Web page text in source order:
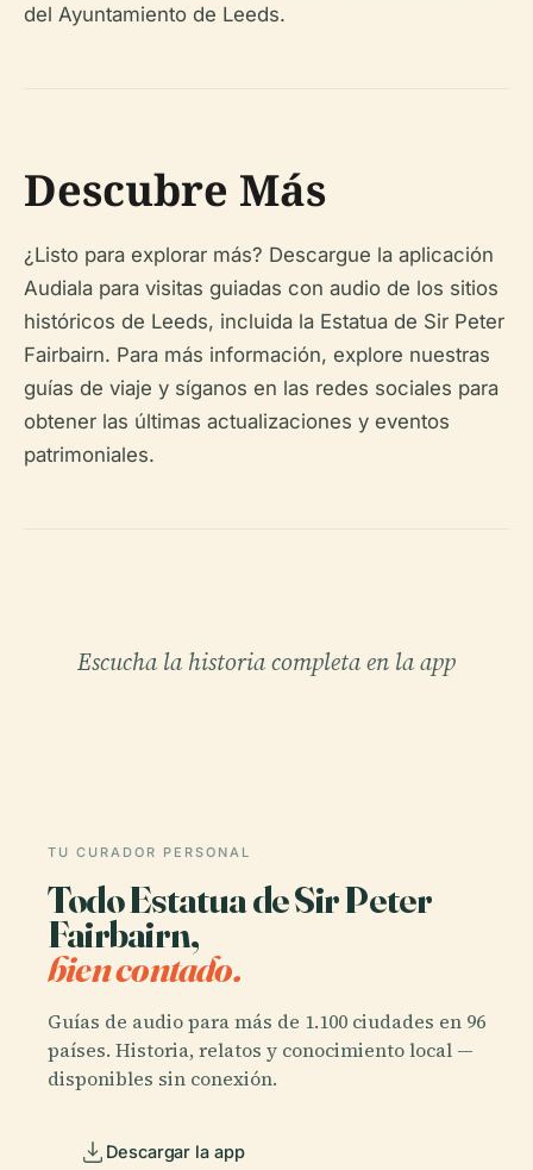
del Ayuntamiento de Leeds.
Descubre Más
¿Listo para explorar más? Descargue la aplicación
Audiala para visitas guiadas con audio de los sitios
históricos de Leeds, incluida la Estatua de Sir Peter
Fairbairn. Para más información, explore nuestras
guías de viaje y síganos en las redes sociales para
obtener las últimas actualizaciones y eventos
patrimoniales.
Escucha la historia completa en la app
TU CURADOR PERSONAL
Todo Estatua de Sir Peter
Fairbairn,
bien contado.
Guías de audio para más de 1.100 ciudades en 96
países. Historia, relatos y conocimiento local —
disponibles sin conexión.
Descargar la app